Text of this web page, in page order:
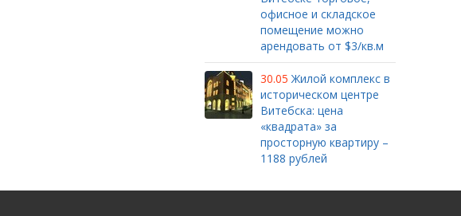
офисное и складское
помещение можно
арендовать от $3/кв.м
30.05 Жилой комплекс в
историческом центре
Витебска: цена
«квадрата» за
просторную квартиру –
1188 рублей